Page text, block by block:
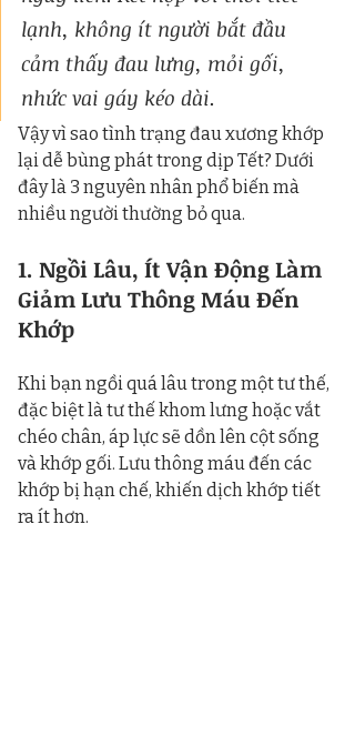
lạnh, không ít người bắt đầu
cảm thấy đau lưng, mỏi gối,
nhức vai gáy kéo dài.
Vậy vì sao tình trạng đau xương khớp
lại dễ bùng phát trong dịp Tết? Dưới
đây là 3 nguyên nhân phổ biến mà
nhiều người thường bỏ qua.
1. Ngồi Lâu, Ít Vận Động Làm
Giảm Lưu Thông Máu Đến
Khớp
Khi bạn ngồi quá lâu trong một tư thế,
đặc biệt là tư thế khom lưng hoặc vắt
chéo chân, áp lực sẽ dồn lên cột sống
và khớp gối. Lưu thông máu đến các
khớp bị hạn chế, khiến dịch khớp tiết
ra ít hơn.